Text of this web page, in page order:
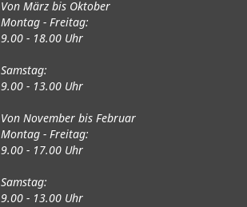
Von März bis Oktober
Montag - Freitag:
9.00 - 18.00 Uhr
Samstag:
9.00 - 13.00 Uhr
Von November bis Februar
Montag - Freitag:
9.00 - 17.00 Uhr
Samstag:
9.00 - 13.00 Uhr